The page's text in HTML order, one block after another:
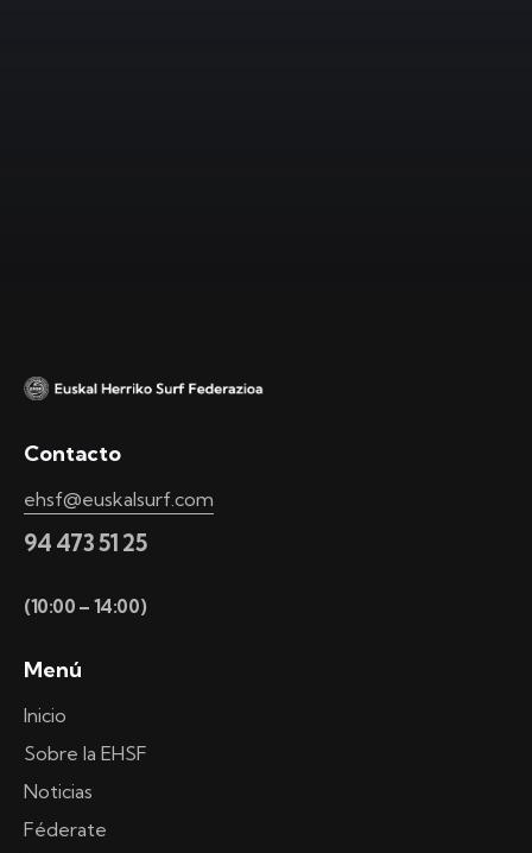
Contacto
ehsf@euskalsurf.com
94 473 51 25
(10:00 – 14:00)
Menú
Inicio
Sobre la EHSF
Noticias
Féderate